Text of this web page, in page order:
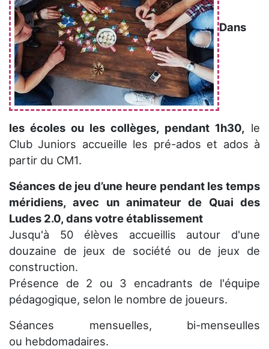
Dans
les écoles ou les collèges, pendant 1h30, le
Club Juniors accueille les pré-ados et ados à
partir du CM1.
Séances de jeu d’une heure pendant les temps
méridiens, avec un animateur de Quai des
Ludes 2.0, dans votre établissement
Jusqu'à 50 élèves accueillis autour d'une
douzaine de jeux de société ou de jeux de
construction.
Présence de 2 ou 3 encadrants de l'équipe
pédagogique, selon le nombre de joueurs.
Séances mensuelles, bi-menseulles
ou hebdomadaires.